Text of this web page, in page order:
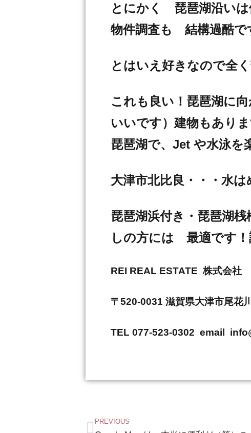
とにかく 琵琶湖沿いは
物件調査も 結構過酷で
とはいえ好きなので全
これも良い！琵琶湖に
いいです）建物もあり
琵琶湖で、Jet や水泳を
大津市北比良・・・水
琵琶湖浜付き・琵琶湖
しの方には 最適です！
REI REAL ESTATE 株式
〒520-0031 滋賀県大津市尾花
TEL 077-523-0302 email
PREVIOUS